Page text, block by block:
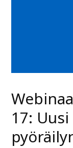
17: